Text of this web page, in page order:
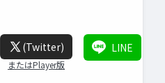
(Twitter)
またはPlayer版
LINE